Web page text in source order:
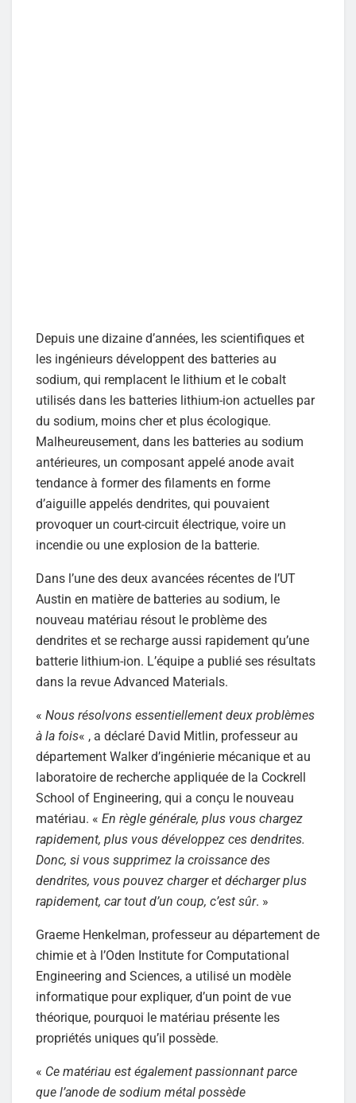
Depuis une dizaine d’années, les scientifiques et
les ingénieurs développent des batteries au
sodium, qui remplacent le lithium et le cobalt
utilisés dans les batteries lithium-ion actuelles par
du sodium, moins cher et plus écologique.
Malheureusement, dans les batteries au sodium
antérieures, un composant appelé anode avait
tendance à former des filaments en forme
d’aiguille appelés dendrites, qui pouvaient
provoquer un court-circuit électrique, voire un
incendie ou une explosion de la batterie.
Dans l’une des deux avancées récentes de l’UT
Austin en matière de batteries au sodium, le
nouveau matériau résout le problème des
dendrites et se recharge aussi rapidement qu’une
batterie lithium-ion. L’équipe a publié ses résultats
dans la revue Advanced Materials.
« Nous résolvons essentiellement deux problèmes
à la fois« , a déclaré David Mitlin, professeur au
département Walker d’ingénierie mécanique et au
laboratoire de recherche appliquée de la Cockrell
School of Engineering, qui a conçu le nouveau
matériau. « En règle générale, plus vous chargez
rapidement, plus vous développez ces dendrites.
Donc, si vous supprimez la croissance des
dendrites, vous pouvez charger et décharger plus
rapidement, car tout d’un coup, c’est sûr. »
Graeme Henkelman, professeur au département de
chimie et à l’Oden Institute for Computational
Engineering and Sciences, a utilisé un modèle
informatique pour expliquer, d’un point de vue
théorique, pourquoi le matériau présente les
propriétés uniques qu’il possède.
« Ce matériau est également passionnant parce
que l’anode de sodium métal possède